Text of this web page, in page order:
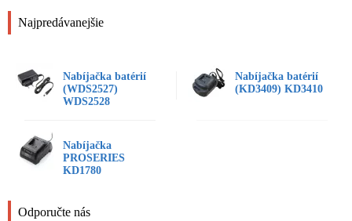
Najpredávanejšie
Nabíjačka batérií
(WDS2527)
WDS2528
Nabíjačka batérií
(KD3409) KD3410
Nabíjačka
PROSERIES
KD1780
Odporučte nás